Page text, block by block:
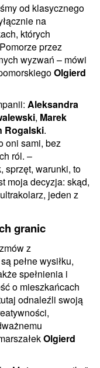
od klasycznego
na
których
przez
wyzwań – mówi
Olgierd
Aleksandra
, Marek
Rogalski.
oni sami, bez
ról. –
sprzęt, warunki, to
moja decyzja: skąd,
jeden z
granic
z
pełne wysiłku,
spełnienia i
o mieszkańcach
odnaleźli swoją
Olgierd